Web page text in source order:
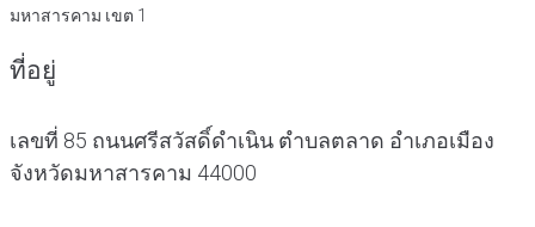
มหาสารคาม เขต 1
ที่อยู่
เลขที่ 85 ถนนศรีสวัสดิ์ดำเนิน ตำบลตลาด อำเภอเมือง
จังหวัดมหาสารคาม 44000